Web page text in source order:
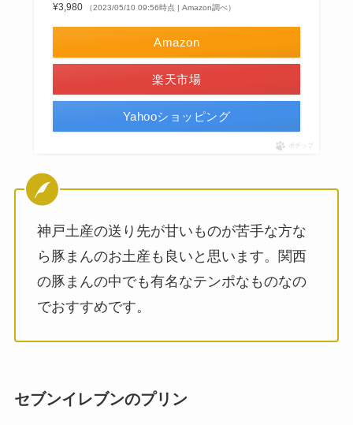
¥3,980
（2023/05/10 09:56時点 | Amazon調べ）
Amazon
楽天市場
Yahooショッピング
ポチップ
神戸土産の送り先が甘いものが苦手な方な
ら豚まんのお土産も良いと思います。関西
の豚まんの中でも有名なテンポなものなの
でおすすめです。
セブンイレブンのプリン